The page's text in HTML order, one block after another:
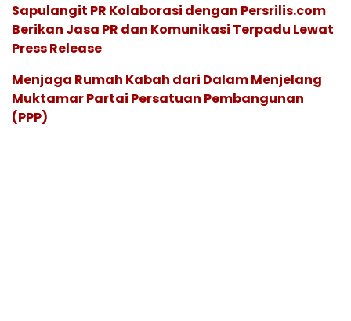
Sapulangit PR Kolaborasi dengan Persrilis.com
Berikan Jasa PR dan Komunikasi Terpadu Lewat
Press Release
Menjaga Rumah Kabah dari Dalam Menjelang
Muktamar Partai Persatuan Pembangunan
(PPP)